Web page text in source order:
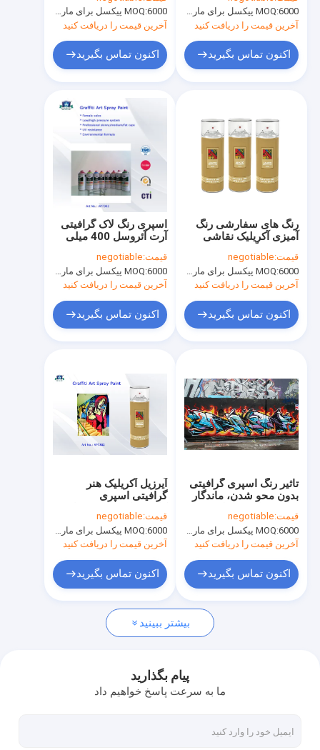
محصولات
درباره ما
تور کارخانه
News
رنگ اسپری پارچه
گرافیتی رنگ اسپری
رنگ اسپری اکریلیک
علامت گذاری رنگ اسپری
خودکار نشان گذار
MOQ:6000 پیکسل برای مارک Aristo، 15000 پیکسل برای نام تجاری مشتری
آخرین قیمت را دریافت کنید
اکنون تماس بگیرید
فلز MOQ:6000 پیکسل برای مارک Aristo، 15000 پیکسل برای نام تجاری مشتری
آخرین قیمت را دریافت کنید
اکنون تماس بگیرید
اسپری رنگ لاک گرافیتی
آرت آئروسل 400 میلی
داخلی داخلی
قیمت:negotiable
MOQ:6000 پیکسل برای مارک Aristo، 15000 پیکسل برای نام تجاری مشتری
آخرین قیمت را دریافت کنید
اکنون تماس بگیرید
رنگ های سفارشی رنگ
آمیزی آکریلیک نقاشی
نیمه براق
قیمت:negotiable
MOQ:6000 پیکسل برای مارک Aristo، 15000 پیکسل برای نام تجاری مشتری
آخرین قیمت را دریافت کنید
اکنون تماس بگیرید
آیرزیل آکریلیک هنر
گرافیتی اسپری
رنگ فلزی
قیمت:negotiable
MOQ:6000 پیکسل برای مارک Aristo، 15000 پیکسل برای نام تجاری مشتری
آخرین قیمت را دریافت کنید
اکنون تماس بگیرید
تاثیر رنگ اسپری گرافیتی
بدون محو شدن، ماندگار
قیمت:negotiable
MOQ:6000 پیکسل برای مارک Aristo، 15000 پیکسل برای نام تجاری مشتری
آخرین قیمت را دریافت کنید
اکنون تماس بگیرید
بیشتر ببینید
پیام بگذارید
ما به سرعت پاسخ خواهیم داد